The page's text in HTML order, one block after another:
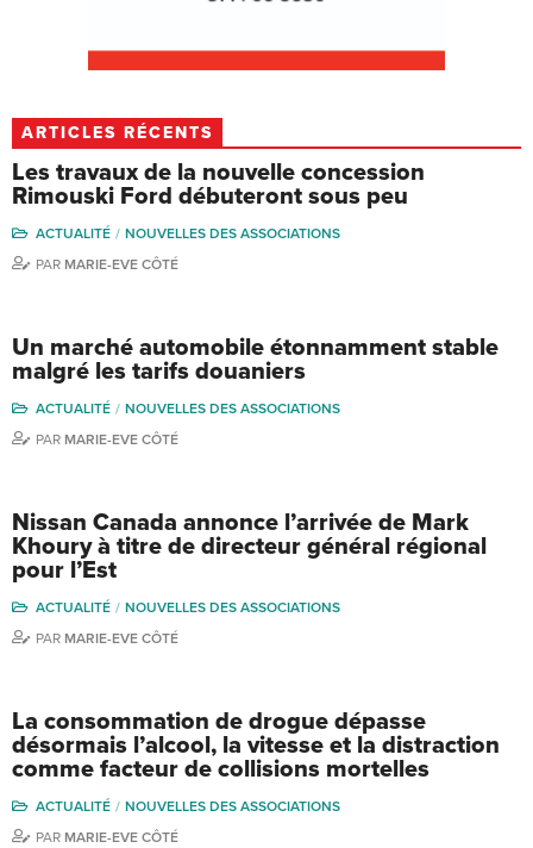
ARTICLES RÉCENTS
Les travaux de la nouvelle concession
Rimouski Ford débuteront sous peu
ACTUALITÉ
NOUVELLES DES ASSOCIATIONS
PAR MARIE-EVE CÔTÉ
Un marché automobile étonnamment stable
malgré les tarifs douaniers
ACTUALITÉ
NOUVELLES DES ASSOCIATIONS
PAR MARIE-EVE CÔTÉ
Nissan Canada annonce l’arrivée de Mark
Khoury à titre de directeur général régional
pour l’Est
ACTUALITÉ
NOUVELLES DES ASSOCIATIONS
PAR MARIE-EVE CÔTÉ
La consommation de drogue dépasse
désormais l’alcool, la vitesse et la distraction
comme facteur de collisions mortelles
ACTUALITÉ
NOUVELLES DES ASSOCIATIONS
PAR MARIE-EVE CÔTÉ